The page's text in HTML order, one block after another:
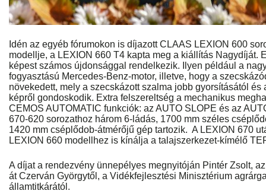
Idén az egyéb fórumokon is díjazott CLAAS LEXION 600
modellje, a LEXION 660 T4 kapta meg a kiállítás Nagydíját.
képest számos újdonsággal rendelkezik. Ilyen például a
fogyasztású Mercedes-Benz-motor, illetve, hogy a
növekedett, mely a szecskázott szalma jobb gyorsításától és
képről gondoskodik. Extra felszereltség a mechanikus
CEMOS AUTOMATIC funkciók: az AUTO SLOPE és az
670-620 sorozathoz három 6-ládás, 1700 mm széles
1420 mm cséplődob-átmérőjű gép tartozik. A LEXION 670
LEXION 660 modellhez is kínálja a talajszerkezet-kímélő
A díjat a rendezvény ünnepélyes megnyitóján Pintér Zsolt,
át Czerván Györgytől, a Vidékfejlesztési Minisztérium
államtitkárától.